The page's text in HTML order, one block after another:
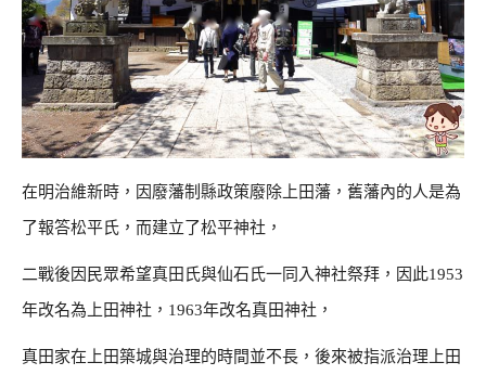
在明治維新時，因廢藩制縣政策廢除上田藩，舊藩內的人是為
了報答松平氏，而建立了松平神社，
二戰後因民眾希望真田氏與仙石氏一同入神社祭拜，因此1953
年改名為上田神社，1963年改名真田神社，
真田家在上田築城與治理的時間並不長，後來被指派治理上田